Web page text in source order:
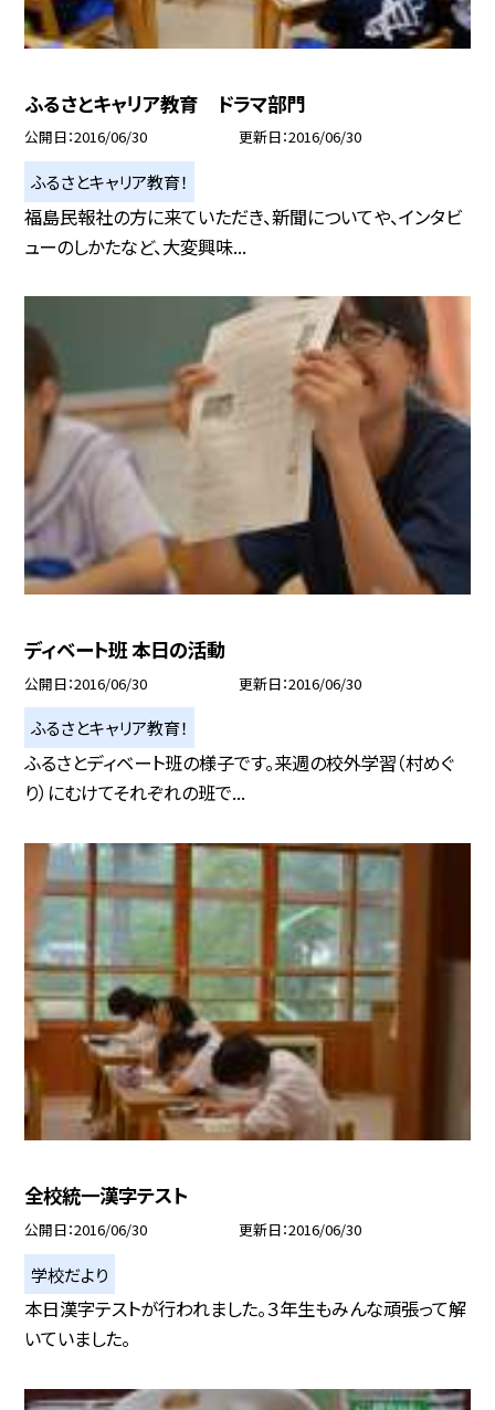
ふるさとキャリア教育 ドラマ部門
公開日 2016/06/30 更新日 2016/06/30
ふるさとキャリア教育！
福島民報社の方に来ていただき、新聞についてや、インタビ
ューのしかたなど、大変興味...
ディベート班 本日の活動
公開日 2016/06/30 更新日 2016/06/30
ふるさとキャリア教育！
ふるさとディベート班の様子です。来週の校外学習（村めぐ
り）にむけてそれぞれの班で...
全校統一漢字テスト
公開日 2016/06/30 更新日 2016/06/30
学校だより
本日漢字テストが行われました。３年生もみんな頑張って解
いていました。